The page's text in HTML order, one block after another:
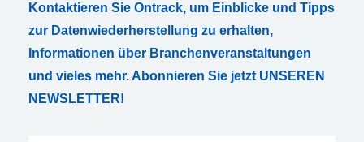
Kontaktieren Sie Ontrack, um Einblicke und Tipps
zur Datenwiederherstellung zu erhalten,
Informationen über Branchenveranstaltungen
und vieles mehr. Abonnieren Sie jetzt UNSEREN
NEWSLETTER!